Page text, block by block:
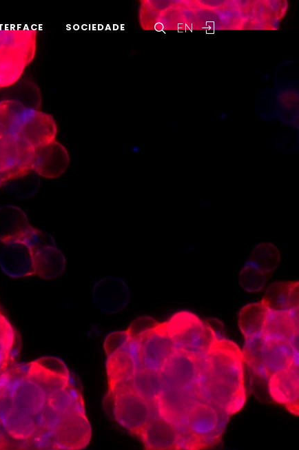
EN
SOCIEDADE